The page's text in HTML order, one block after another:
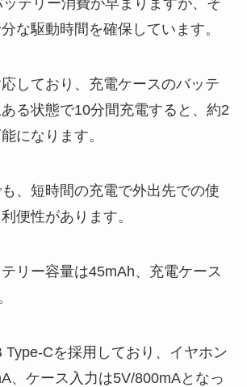
テリー消費が早まりますが、そ
な駆動時間を確保しています。
しており、充電ケースのバッテ
る状態で10分間充電すると、約2
になります。
、短時間の充電で外出先での使
便性があります。
リー容量は45mAh、充電ケース
Type-Cを採用しており、イヤホン
、ケース入力は5V/800mAとなっ